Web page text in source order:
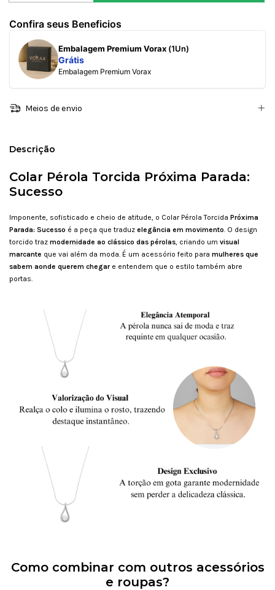
Confira seus Beneficios
Embalagem Premium Vorax (1Un)
Grátis
Embalagem Premium Vorax
Meios de envio
Descrição
Colar Pérola Torcida Próxima Parada:
Sucesso
Imponente, sofisticado e cheio de atitude, o Colar Pérola Torcida Próxima
Parada: Sucesso é a peça que traduz elegância em movimento . O design
torcido traz modernidade ao clássico das pérolas , criando um visual
marcante que vai além da moda. É um acessório feito para mulheres que
sabem aonde querem chegare entendem que o estilo também abre
portas.
Como combinar com outros acessórios
e roupas?